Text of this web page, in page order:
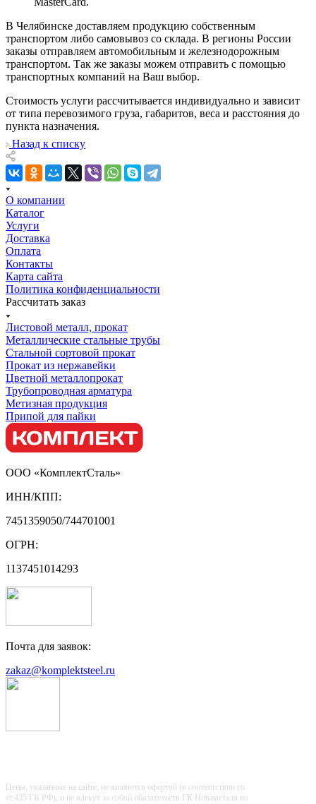
В Челябинске доставляем продукцию собственным
транспортом либо самовывоз со склада. В регионы России
заказы отправляем автомобильным и железнодорожным
транспортом. Так же заказы можем отправить с помощью
транспортных компаний на Ваш выбор.
Стоимость услуги рассчитывается индивидуально и зависит
от типа перевозимого груза, габаритов, веса и расстояния до
пункта назначения.
Назад к списку
О компании
Каталог
Услуги
Доставка
Оплата
Контакты
Карта сайта
Политика конфиденциальности
Рассчитать заказ
Листовой металл, прокат
Металлические стальные трубы
Стальной сортовой прокат
Прокат из нержавейки
Цветной металлопрокат
Трубопроводная арматура
Метизная продукция
Припой для пайки
ООО «КомплектСталь»
ИНН/КПП:
7451359050/744701001
ОГРН:
1137451014293
Почта для заявок:
zakaz@komplektsteel.ru
Цены, указанные на сайте, не являются офертой (в соответствии со
ст.435 ГК РФ), и не влекут за собой обязательств ГК Новаметалл по